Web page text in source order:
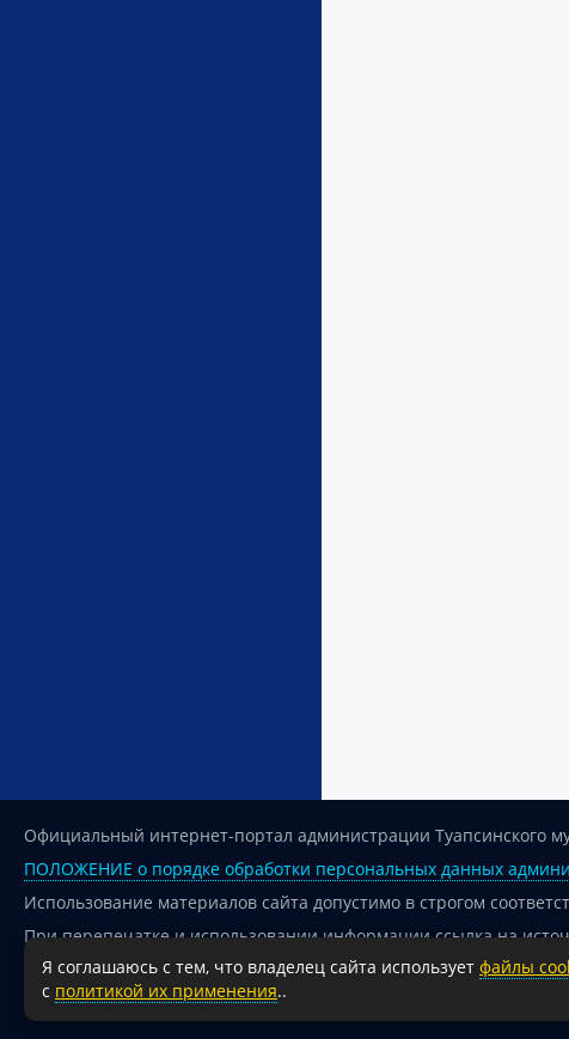
Официальный интернет-портал администрации Туапсинского
ПОЛОЖЕНИЕ о порядке обработки персональных данных
Использование материалов сайта допустимо в строгом
При перепечатке и использовании информации ссылка на
Для сайтов и страниц сети Интернет обязательна активная
18+
Я соглашаюсь с тем, что владелец сайта использует файлы
с политикой их применения..